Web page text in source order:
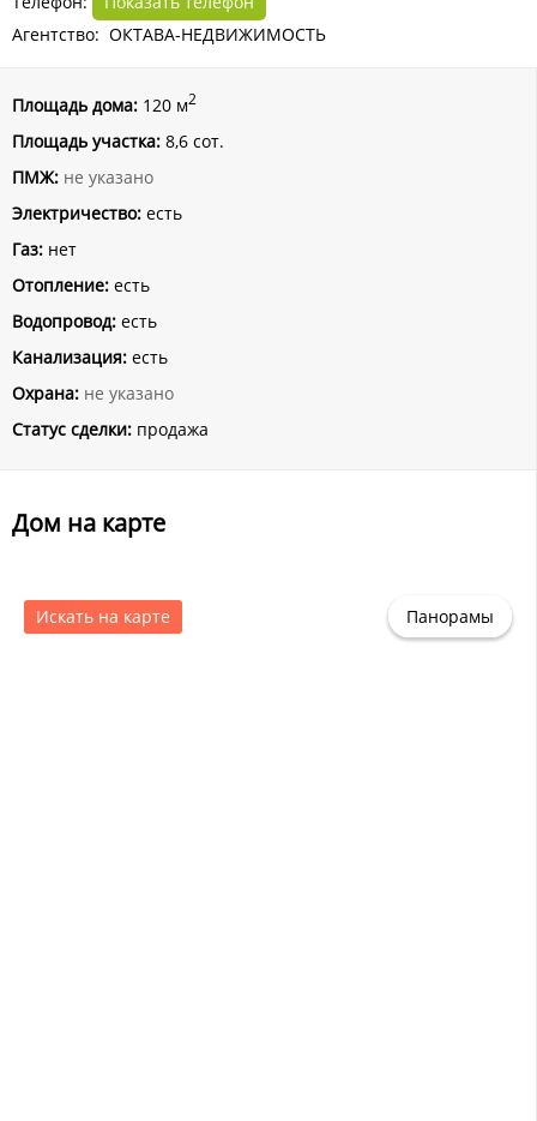
Агентство: ОКТАВА-НЕДВИЖИМОСТЬ
Площадь дома: 120 м2
Площадь участка: 8,6 сот.
ПМЖ: не указано
Электричество: есть
Газ: нет
Отопление: есть
Водопровод: есть
Канализация: есть
Охрана: не указано
Статус сделки: продажа
Дом на карте
Искать на карте Панорамы